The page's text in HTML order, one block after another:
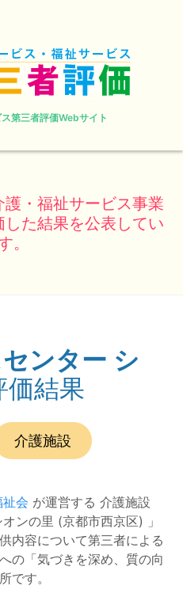
第三者評価Webサイト
・福祉サービス事業
た結果を公表してい
。
ンター シ
価結果
す。
別は
介護施設
会 が運営する 介護施設
ンの里 (京都市西京区) 」
内容について第三者による
の「気づきを深め、質の向
です。